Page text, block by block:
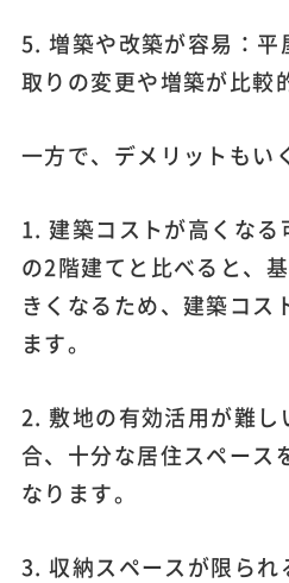
5. 増築や改築が容易：平
取りの変更や増築が比較
一方で、デメリットもい
1. 建築コストが高くなる
の2階建てと比べると、
きくなるため、建築コス
ます。
2. 敷地の有効活用が難
合、十分な居住スペース
なります。
3. 収納スペースが限られ